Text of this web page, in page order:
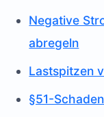
Negative
abregeln
Lastspitzen
§51-